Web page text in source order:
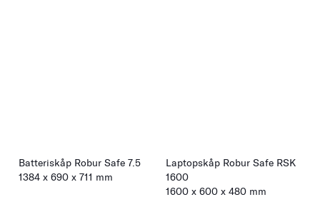
Batteriskåp Robur Safe 7.5
1384 x 690 x 711 mm
Laptopskåp Robur Safe RSK
1600
1600 x 600 x 480 mm